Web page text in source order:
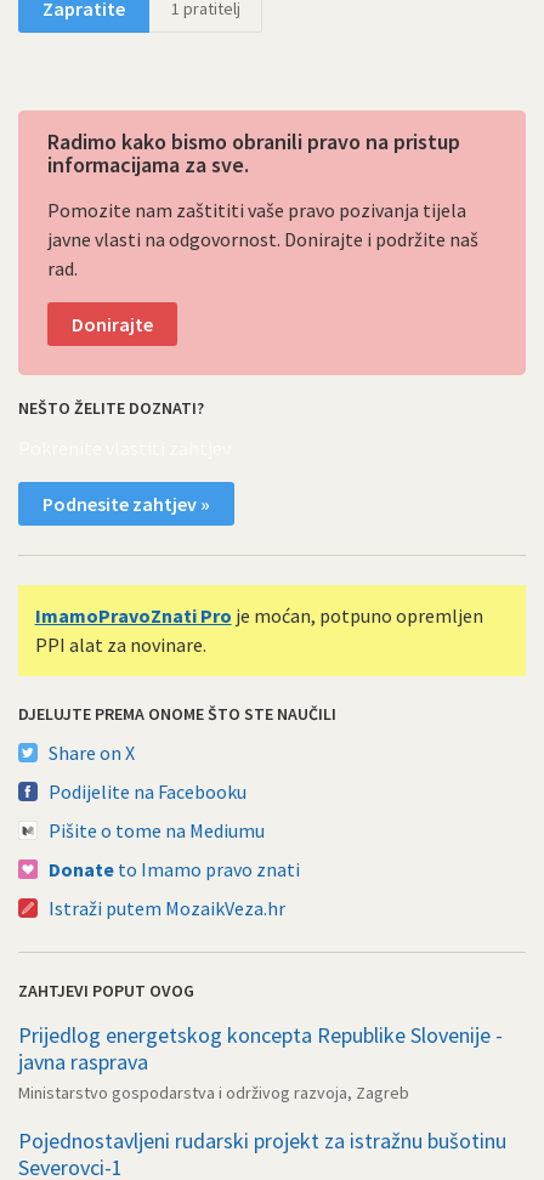
Zapratite 1 pratitelj
Radimo kako bismo obranili pravo na pristup
informacijama za sve.
Pomozite nam zaštititi vaše pravo pozivanja tijela
javne vlasti na odgovornost. Donirajte i podržite naš
rad.
Donirajte
NEŠTO ŽELITE DOZNATI?
Podnesite zahtjev »
ImamoPravoZnati Pro je moćan, potpuno opremljen
PPI alat za novinare.
DJELUJTE PREMA ONOME ŠTO STE NAUČILI
Share on X
Podijelite na Facebooku
Pišite o tome na Mediumu
Donate to Imamo pravo znati
Istraži putem MozaikVeza.hr
ZAHTJEVI POPUT OVOG
Prijedlog energetskog koncepta Republike Slovenije -
javna rasprava
Ministarstvo gospodarstva i održivog razvoja, Zagreb
Pojednostavljeni rudarski projekt za istražnu bušotinu
Severovci-1